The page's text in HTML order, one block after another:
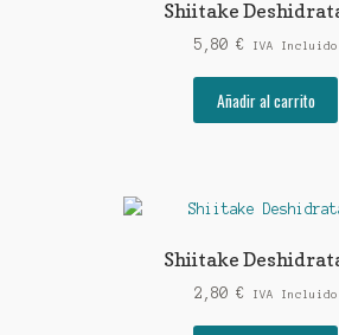
Shiitake
5,80 € IVA Incluido
Añadir al carrito
Shiitake
2,80 € IVA Incluido